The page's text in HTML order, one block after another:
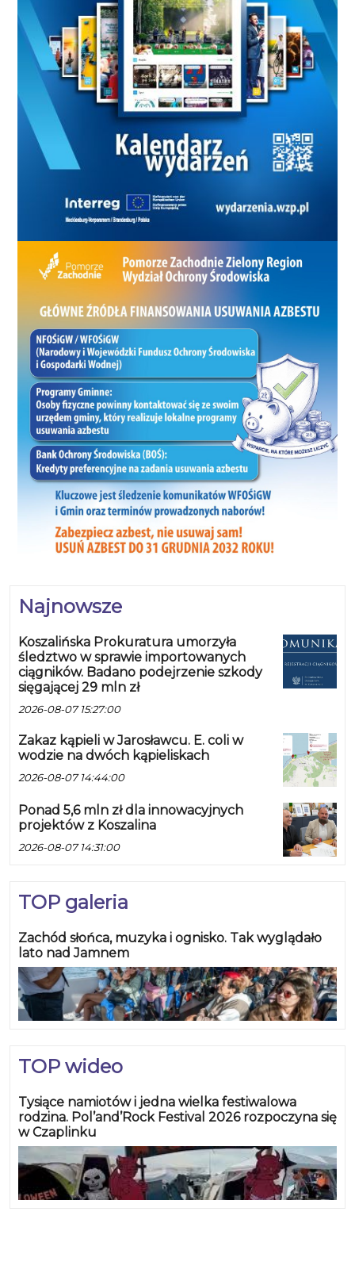
Najnowsze
Koszalińska Prokuratura umorzyła
śledztwo w sprawie importowanych
ciągników. Badano podejrzenie szkody
sięgającej 29 mln zł
2026-08-07 15:27:00
Zakaz kąpieli w Jarosławcu. E. coli w
wodzie na dwóch kąpieliskach
2026-08-07 14:44:00
Ponad 5,6 mln zł dla innowacyjnych
projektów z Koszalina
2026-08-07 14:31:00
TOP galeria
Zachód słońca, muzyka i ognisko. Tak wyglądało
lato nad Jamnem
TOP wideo
Tysiące namiotów i jedna wielka festiwalowa
rodzina. Pol’and’Rock Festival 2026 rozpoczyna się
w Czaplinku